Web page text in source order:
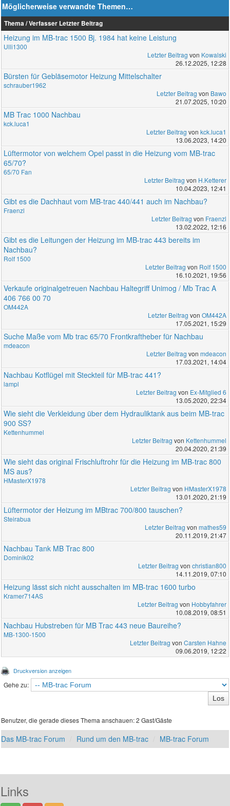
Möglicherweise verwandte Themen…
Thema / Verfasser Letzter Beitrag
Heizung im MB-trac 1500 Bj. 1984 hat keine Leistung
Ulli1300
Letzter Beitrag von Kowalski
26.12.2025, 12:28
Bürsten für Gebläsemotor Heizung Mittelschalter
schrauber1962
Letzter Beitrag von Bawo
21.07.2025, 10:20
MB Trac 1000 Nachbau
kck.luca1
Letzter Beitrag von kck.luca1
13.06.2023, 14:20
Lüftermotor von welchem Opel passt in die Heizung vom MB-trac
65/70?
65/70 Fan
Letzter Beitrag von H.Ketterer
10.04.2023, 12:41
Gibt es die Dachhaut vom MB-trac 440/441 auch im Nachbau?
Fraenzl
Letzter Beitrag von Fraenzl
13.02.2022, 12:16
Gibt es die Leitungen der Heizung im MB-trac 443 bereits im
Nachbau?
Rolf 1500
Letzter Beitrag von Rolf 1500
16.10.2021, 19:56
Verkaufe originalgetreuen Nachbau Haltegriff Unimog / Mb Trac A
406 766 00 70
OM442A
Letzter Beitrag von OM442A
17.05.2021, 15:29
Suche Maße vom Mb trac 65/70 Frontkraftheber für Nachbau
mdeacon
Letzter Beitrag von mdeacon
17.03.2021, 14:04
Nachbau Kotflügel mit Steckteil für MB-trac 441?
lampl
Letzter Beitrag von Ex-Mitglied 6
13.05.2020, 22:34
Wie sieht die Verkleidung über dem Hydrauliktank aus beim MB-trac
900 SS?
Kettenhummel
Letzter Beitrag von Kettenhummel
20.04.2020, 21:39
Wie sieht das original Frischluftrohr für die Heizung im MB-trac 800
MS aus?
HMasterX1978
Letzter Beitrag von HMasterX1978
13.01.2020, 21:19
Lüftermotor der Heizung im MBtrac 700/800 tauschen?
Steirabua
Letzter Beitrag von mathes59
20.11.2019, 21:47
Nachbau Tank MB Trac 800
Dominik02
Letzter Beitrag von christian800
14.11.2019, 07:10
Heizung lässt sich nicht ausschalten im MB-trac 1600 turbo
Kramer714AS
Letzter Beitrag von Hobbyfahrer
10.08.2019, 08:51
Nachbau Hubstreben für MB Trac 443 neue Baureihe?
MB-1300-1500
Letzter Beitrag von Carsten Hahne
09.06.2019, 12:22
Druckversion anzeigen
Gehe zu:
Benutzer, die gerade dieses Thema anschauen: 2 Gast/Gäste
Das MB-trac Forum Rund um den MB-trac MB-trac Forum
Links